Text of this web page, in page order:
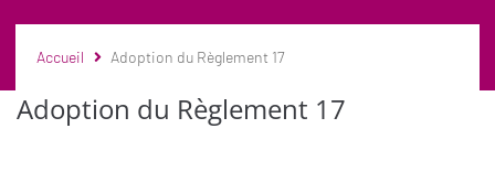
Accueil Adoption du Règlement 17
Adoption du Règlement 17